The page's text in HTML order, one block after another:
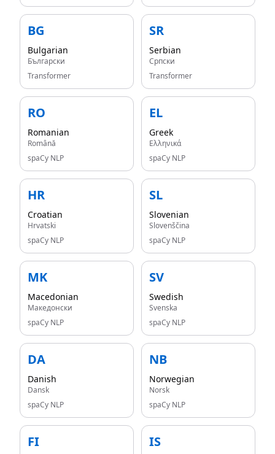
BG
Bulgarian
Български
Transformer
SR
Serbian
Српски
Transformer
RO
Romanian
Română
spaCy NLP
EL
Greek
Ελληνικά
spaCy NLP
HR
Croatian
Hrvatski
spaCy NLP
SL
Slovenian
Slovenščina
spaCy NLP
MK
Macedonian
Македонски
spaCy NLP
SV
Swedish
Svenska
spaCy NLP
DA
Danish
Dansk
spaCy NLP
NB
Norwegian
Norsk
spaCy NLP
FI IS